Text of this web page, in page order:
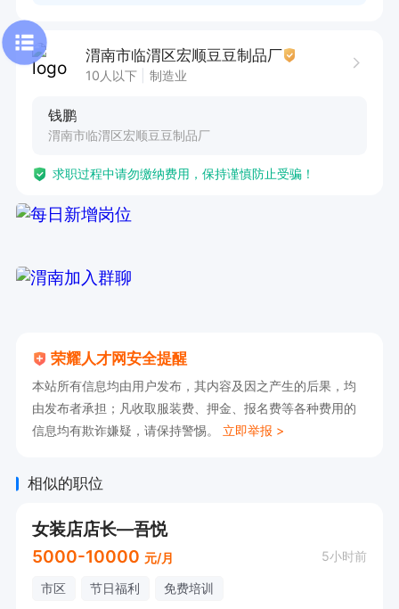
渭南市临渭区宏顺豆豆制品厂
10人以下 制造业
钱鹏
渭南市临渭区宏顺豆豆制品厂
求职过程中请勿缴纳费用，保持谨慎防止受骗！
荣耀人才网安全提醒
本站所有信息均由用户发布，其内容及因之产生的后果，均
由发布者承担；凡收取服装费、押金、报名费等各种费用的
信息均有欺诈嫌疑，请保持警惕。 立即举报 >
相似的职位
女装店店长—吾悦
5000-10000 元/月 5小时前
市区 节日福利 免费培训